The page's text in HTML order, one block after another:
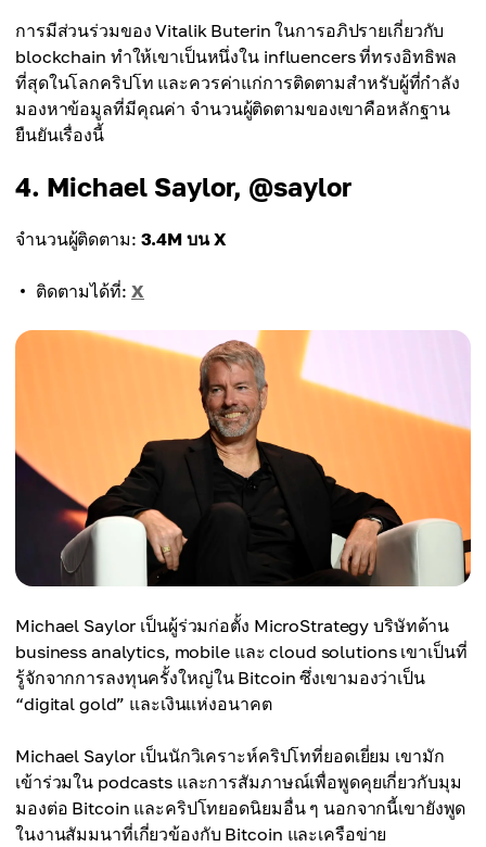
การมีส่วนร่วมของ Vitalik Buterin ในการอภิปรายเกี่ยวกับ
blockchain ทำให้เขาเป็นหนึ่งใน influencers ที่ทรงอิทธิพล
ที่สุดในโลกคริปโท และควรค่าแก่การติดตามสำหรับผู้ที่กำลัง
มองหาข้อมูลที่มีคุณค่า จำนวนผู้ติดตามของเขาคือหลักฐาน
ยืนยันเรื่องนี้
4. Michael Saylor, @saylor
จำนวนผู้ติดตาม: 3.4M บน X
ติดตามได้ที่: X
Michael Saylor เป็นผู้ร่วมก่อตั้ง MicroStrategy บริษัทด้าน
business analytics, mobile และ cloud solutions เขาเป็นที่
รู้จักจากการลงทุนครั้งใหญ่ใน Bitcoin ซึ่งเขามองว่าเป็น
“digital gold” และเงินแห่งอนาคต
Michael Saylor เป็นนักวิเคราะห์คริปโทที่ยอดเยี่ยม เขามัก
เข้าร่วมใน podcasts และการสัมภาษณ์เพื่อพูดคุยเกี่ยวกับมุม
มองต่อ Bitcoin และคริปโทยอดนิยมอื่น ๆ นอกจากนี้เขายังพูด
ในงานสัมมนาที่เกี่ยวข้องกับ Bitcoin และเครือข่าย